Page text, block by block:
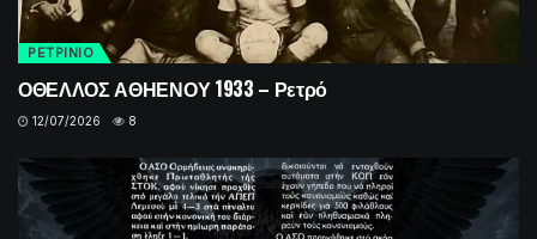
ΡΕΤΡINIO
ΟΘΕΛΛΟΣ ΑΘΗΕΝΟΥ 1933 – Ρετρό
12/07/2026 8